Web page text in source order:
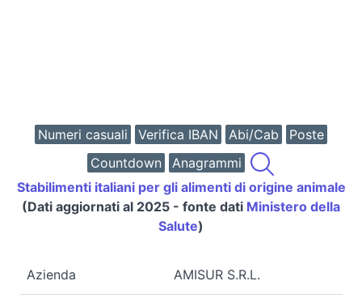
Numeri casuali Verifica IBAN Abi/Cab
Poste
Countdown
Anagrammi
Stabilimenti italiani per gli alimenti di origine animale
(Dati aggiornati al 2025 - fonte dati Ministero della
Salute)
Azienda AMISUR S.R.L.